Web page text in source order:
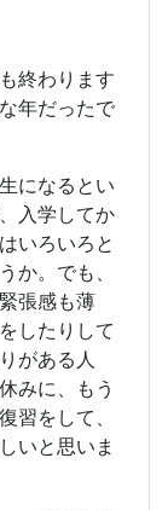
終わります
年だったで
になるとい
入学してか
いろいろと
か。でも、
張感も薄
したりして
がある人
みに、もう
習をして、
いと思いま